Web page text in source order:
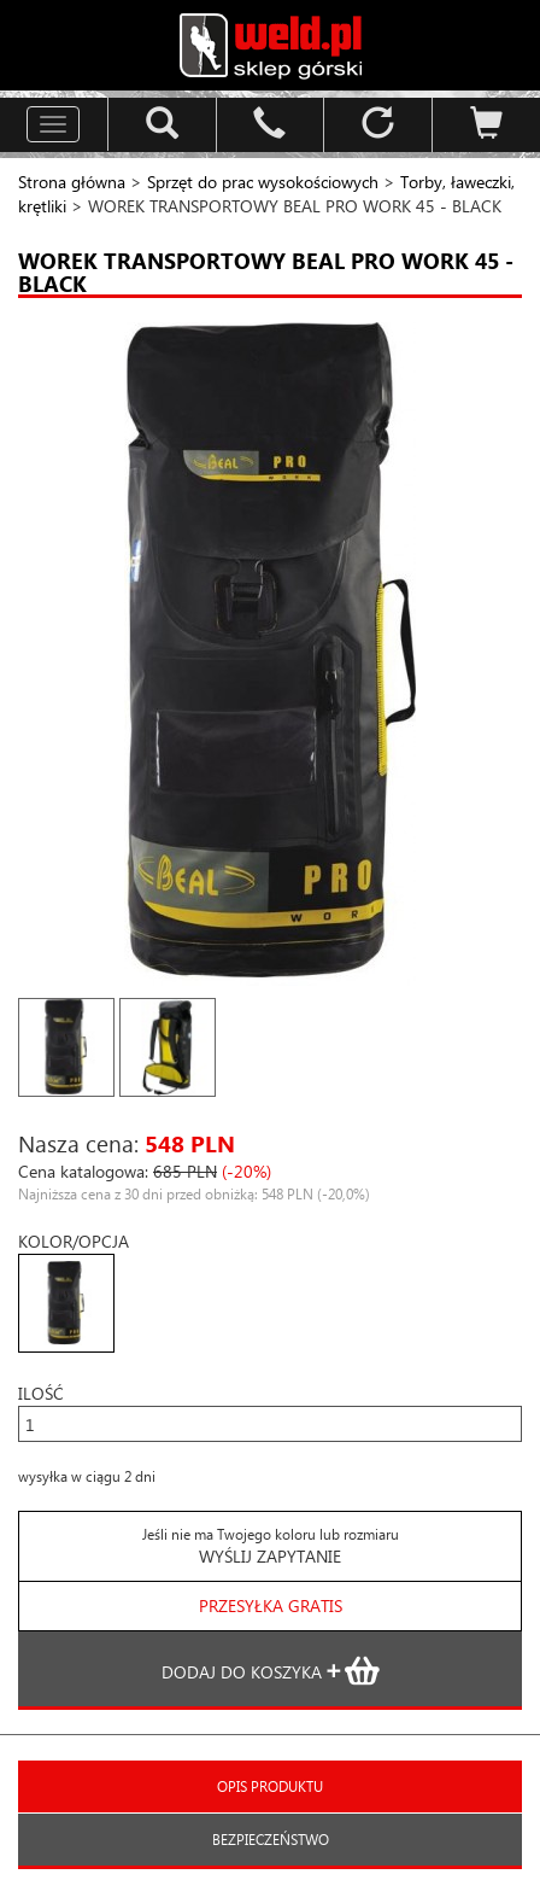
Toggle
navigation
Strona główna > Sprzęt do prac wysokościowych > Torby, ławeczki,
krętliki > WOREK TRANSPORTOWY BEAL PRO WORK 45 - BLACK
WOREK TRANSPORTOWY BEAL PRO WORK 45 -
BLACK
Nasza cena: 548 PLN
Cena katalogowa: 685 PLN (-20%)
Najniższa cena z 30 dni przed obniżką: 548 PLN (-20,0%)
KOLOR/OPCJA
ILOŚĆ
wysyłka w ciągu 2 dni
Jeśli nie ma Twojego koloru lub rozmiaru
WYŚLIJ ZAPYTANIE
PRZESYŁKA GRATIS
DODAJ DO KOSZYKA
OPIS PRODUKTU
BEZPIECZEŃSTWO